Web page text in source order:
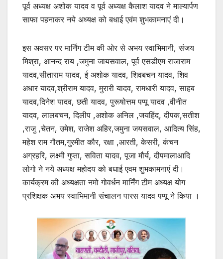
पूर्व अध्यक्ष अशोक यादव व पूर्व अध्यक्ष कैलाश यादव ने माल्यार्पण
साफा पहनाकर नये अध्यक्ष को बधाई एवंम शुभकामनाएं दी।
इस अवसर पर मार्निंग टीम की ओर से अभय स्वाभिमानी, संजय
मिश्रा, आनन्द राय ,जमुना जायसवाल, पूर्व एसडीएम राजाराम
यादव,सीताराम यादव, ई अशोक यादव, शिवबचन यादव, शिव
अधार यादव,श्रीराम यादव, मुरारी यादव, रामधारी यादव, साहब
यादव,दिनेश यादव, छती यादव, पुरूषोत्तम पप्पू यादव ,वीनीत
यादव, लालबचन, दिलीप ,अशोक अनिल ,जयहिंद, दीपक,सतीश
,राजु ,चेतन, उमेश, राजेश अहिर,जमुना जयसवाल, आदित्य सिंह,
महेश राम गौतम,गुरमीत कौर, रक्षा ,आरती, केसरी, कंचन
अग्रहरि, लक्ष्मी गुप्ता, सविता यादव, पूजा मौर्य, दीपमालाआदि
लोगो ने नये अध्यक्ष महोदय को बधाई एवम शुभकामनाएं दी।
कार्यक्रम की अध्यक्षता नमो गोवर्धन मार्निंग टीम अध्यक्ष योग
प्रशिक्षक अभय स्वाभिमानी संचालन पारस यादव पप्पू ने किया ।